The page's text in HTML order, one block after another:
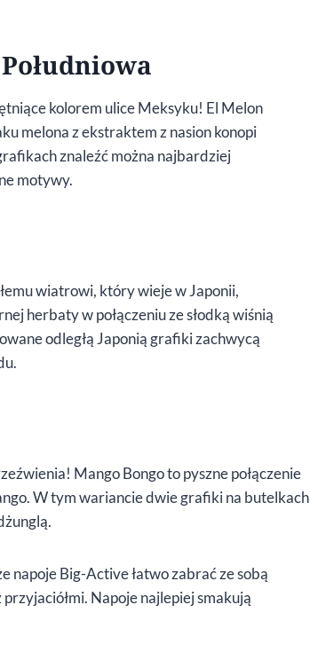
kolorem ulice Meksyku! El Melon
melona z ekstraktem z nasion konopi
znaleźć można najbardziej
motywy.
wiatrowi, który wieje w Japonii,
herbaty w połączeniu ze słodką wiśnią
odległą Japonią grafiki zachwycą
Mango Bongo to pyszne połączenie
W tym wariancie dwie grafiki na butelkach
napoje Big-Active łatwo zabrać ze sobą
przyjaciółmi. Napoje najlepiej smakują